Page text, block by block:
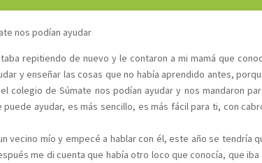
nos podían ayudar
repitiendo de nuevo y le contaron a mi mamá que
y enseñar las cosas que no había aprendido antes,
colegio de Súmate nos podían ayudar y nos mandaron
ayudar, es más sencillo, es más fácil para ti, con
vecino mío y empecé a hablar con él, este año se tendría
me di cuenta que había otro loco que conocía, que